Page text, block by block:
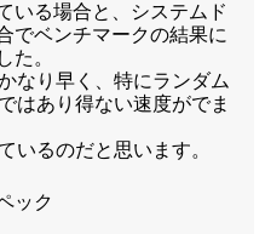
いる場合と、システムド
でベンチマークの結果に
た。
なり早く、特にランダム
はあり得ない速度がでま
いるのだと思います。
ック